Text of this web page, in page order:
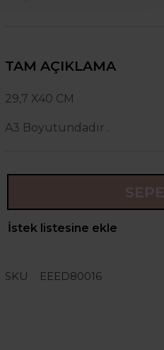
TAM AÇIKLAMA
29,7 X40 CM
A3 Boyutundadır .
İstek listesine ekle
SKU EEED80016